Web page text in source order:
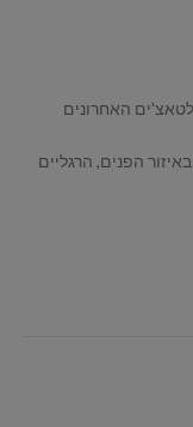
הפנים, הרגליים